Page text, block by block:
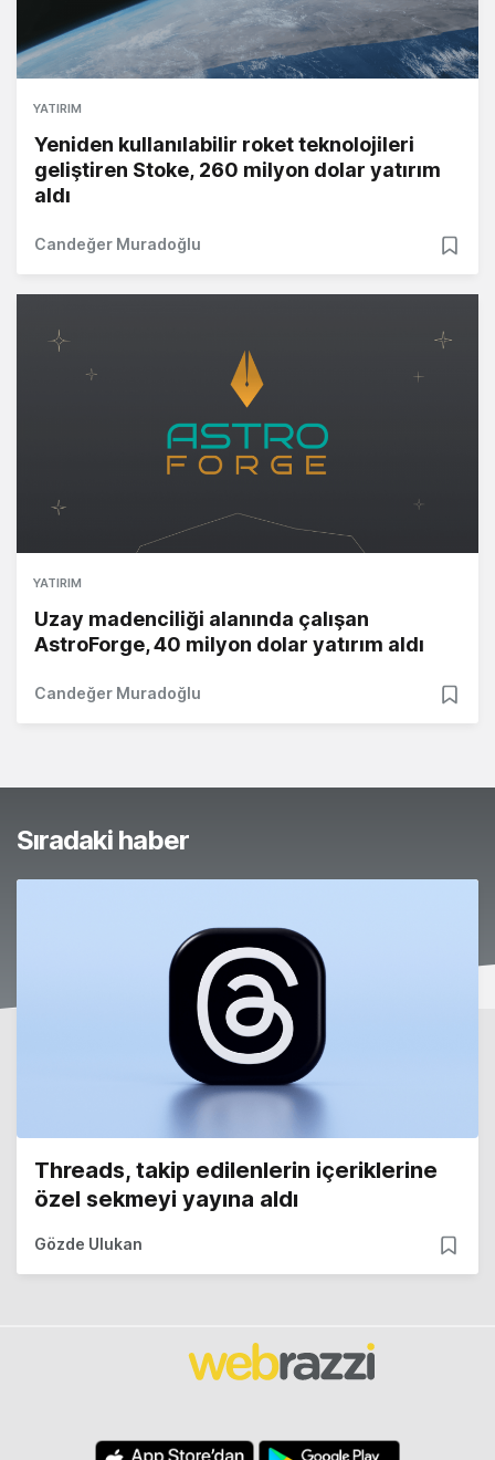
YATIRIM
Yeniden kullanılabilir roket teknolojileri
geliştiren Stoke, 260 milyon dolar yatırım
aldı
Candeğer Muradoğlu
YATIRIM
Uzay madenciliği alanında çalışan
AstroForge, 40 milyon dolar yatırım aldı
Candeğer Muradoğlu
Sıradaki haber
Threads, takip edilenlerin içeriklerine
özel sekmeyi yayına aldı
Gözde Ulukan